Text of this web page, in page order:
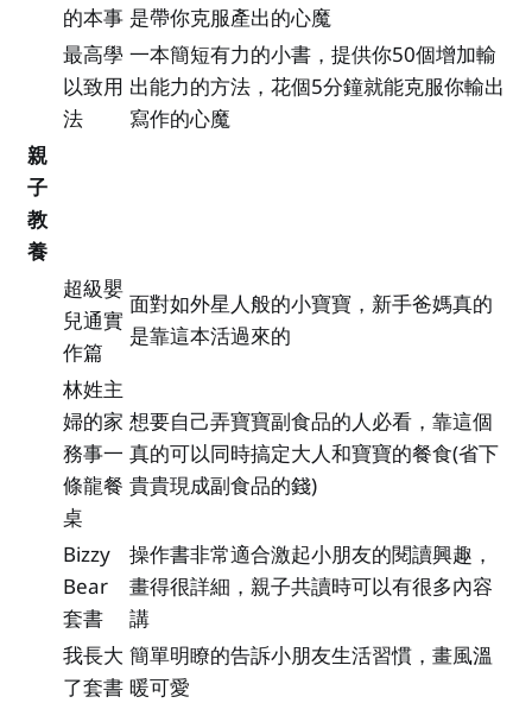
的本事 是帶你克服產出的心魔
最高學
以致用
法
一本簡短有力的小書，提供你50個增加輸
出能力的方法，花個5分鐘就能克服你輸出
寫作的心魔
親
子
教
養
超級嬰
兒通實
作篇
面對如外星人般的小寶寶，新手爸媽真的
是靠這本活過來的
林姓主
婦的家
務事一
條龍餐
桌
想要自己弄寶寶副食品的人必看，靠這個
真的可以同時搞定大人和寶寶的餐食(省下
貴貴現成副食品的錢)
Bizzy
Bear
套書
操作書非常適合激起小朋友的閱讀興趣，
畫得很詳細，親子共讀時可以有很多內容
講
我長大
了套書
簡單明瞭的告訴小朋友生活習慣，畫風溫
暖可愛